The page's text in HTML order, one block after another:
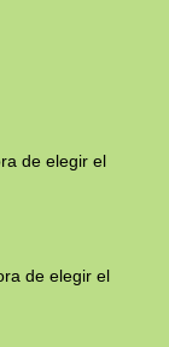
de elegir el
de elegir el